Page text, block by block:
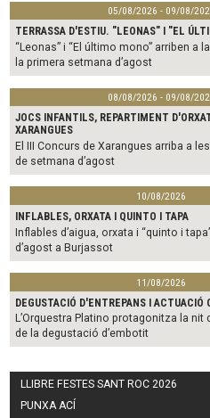
05/08/2026 - 09/08/
TERRASSA D'ESTIU. "LEONAS" I "EL
“Leonas” i “El último mono” arriben a
la primera setmana d’agost
08/08/2026 - 09/08/
JOCS INFANTILS, REPARTIMENT
XARANGUES
El III Concurs de Xarangues arriba a
de setmana d’agost
10/08/2026
INFLABLES, ORXATA I QUINTO I TAPA
Inflables d’aigua, orxata i “quinto i
d’agost a Burjassot
11/08/2026
DEGUSTACIÓ D'ENTREPANS I ACTUACIÓ
L’Orquestra Platino protagonitza la nit
de la degustació d’embotit
LLIBRE FESTES SANT ROC 2026
PUNXA ACÍ